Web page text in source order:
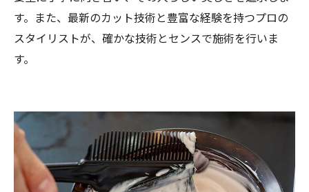
す。また、最新のカット技術と豊富な経験を持つプロの
スタイリストが、確かな技術とセンスで施術を行いま
す。